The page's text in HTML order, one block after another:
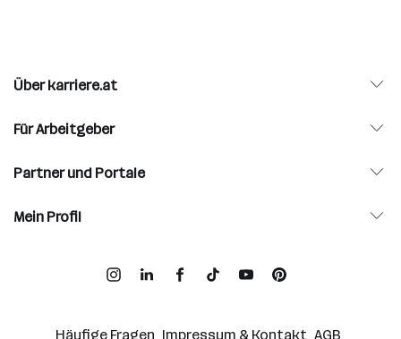
Über karriere.at
Für Arbeitgeber
Partner und Portale
Mein Profil
Häufige Fragen Impressum & Kontakt AGB